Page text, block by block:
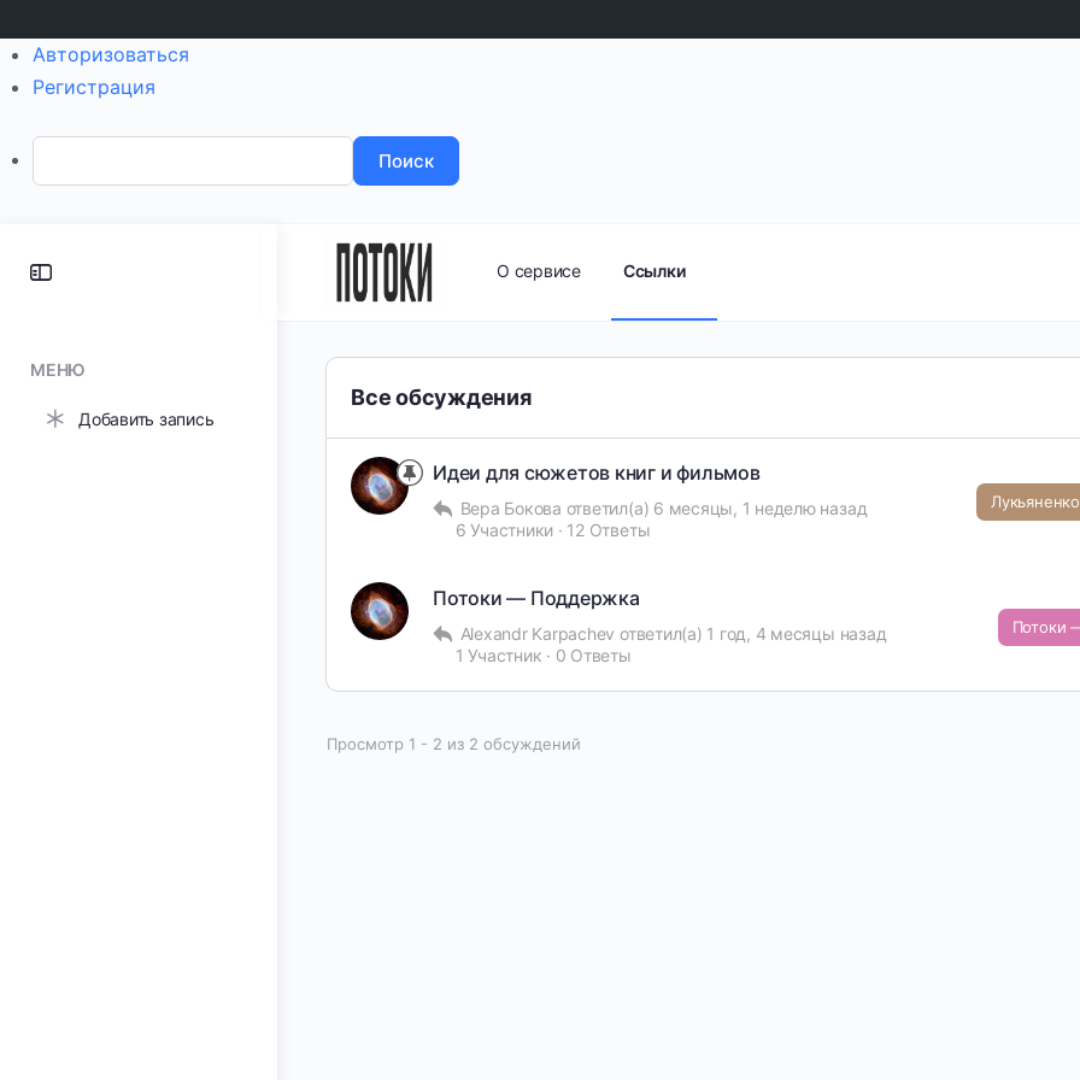
Авторизоваться
Регистрация
Поиск
МЕНЮ
Добавить запись
О сервисе Ссылки
Все обсуждения
Идеи для сюжетов книг и фильмов
Вера Бокова ответил(а) 6 месяцы, 1 неделю назад
6 Участники · 12 Ответы
Потоки — Поддержка
Alexandr Karpachev ответил(а) 1 год, 4 месяцы назад
1 Участник · 0 Ответы
Потоки
Просмотр 1 - 2 из 2 обсуждений